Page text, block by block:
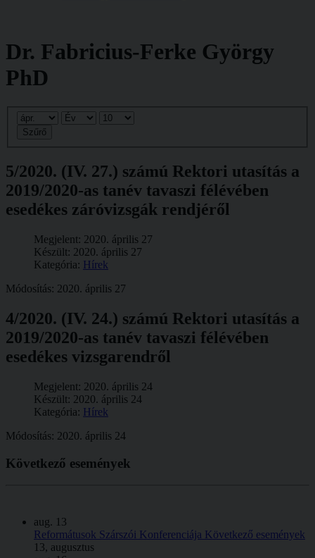
Dr. Fabricius-Ferke György
PhD
Szűrő
5/2020. (IV. 27.) számú Rektori utasítás a
2019/2020-as tanév tavaszi félévében
esedékes záróvizsgák rendjéről
Megjelent: 2020. április 27
Készült: 2020. április 27
Kategória: Hírek
Módosítás: 2020. április 27
4/2020. (IV. 24.) számú Rektori utasítás a
2019/2020-as tanév tavaszi félévében
esedékes vizsgarendről
Megjelent: 2020. április 24
Készült: 2020. április 24
Kategória: Hírek
Módosítás: 2020. április 24
Következő események
aug. 13
Reformátusok Szárszói Konferenciája Következő események
13, augusztus